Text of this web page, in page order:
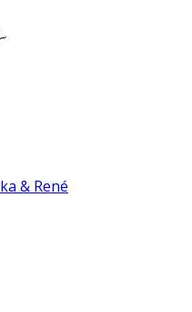
& René